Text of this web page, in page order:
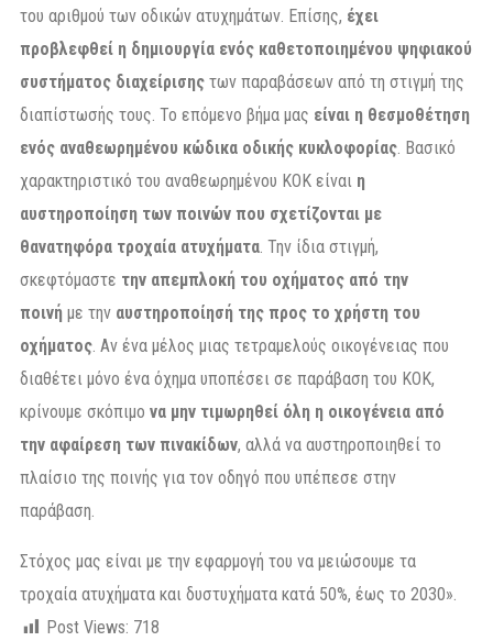
του αριθμού των οδικών ατυχημάτων. Επίσης, έχει
προβλεφθεί η δημιουργία ενός καθετοποιημένου ψηφιακού
συστήματος διαχείρισης των παραβάσεων από τη στιγμή της
διαπίστωσής τους. Το επόμενο βήμα μας είναι η θεσμοθέτηση
ενός αναθεωρημένου κώδικα οδικής κυκλοφορίας . Βασικό
χαρακτηριστικό του αναθεωρημένου ΚΟΚ είναι η
αυστηροποίηση των ποινών που σχετίζονται με
θανατηφόρα τροχαία ατυχήματα . Την ίδια στιγμή,
σκεφτόμαστε την απεμπλοκή του οχήματος από την
ποινή με την αυστηροποίησή της προς το χρήστη του
οχήματος . Αν ένα μέλος μιας τετραμελούς οικογένειας που
διαθέτει μόνο ένα όχημα υποπέσει σε παράβαση του ΚΟΚ,
κρίνουμε σκόπιμο να μην τιμωρηθεί όλη η οικογένεια από
την αφαίρεση των πινακίδων, αλλά να αυστηροποιηθεί το
πλαίσιο της ποινής για τον οδηγό που υπέπεσε στην
παράβαση.
Στόχος μας είναι με την εφαρμογή του να μειώσουμε τα
τροχαία ατυχήματα και δυστυχήματα κατά 50%, έως το 2030».
Post Views: 718